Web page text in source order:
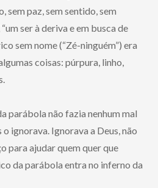
sem paz, sem sentido, sem
ser à deriva e em busca de
sem nome (“Zé-ninguém”) era
coisas: púrpura, linho,
parábola não fazia nenhum mal
ignorava. Ignorava a Deus, não
para ajudar quem quer que
da parábola entra no inferno da